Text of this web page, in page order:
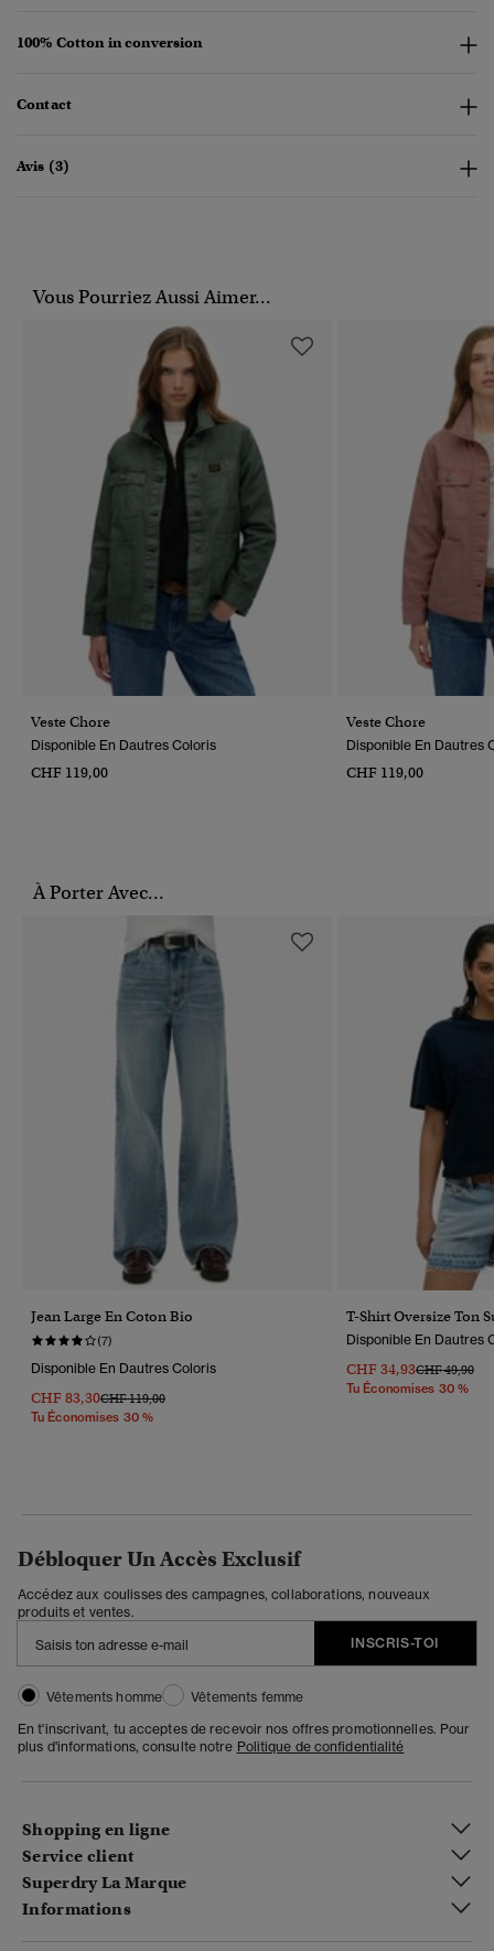
100% Cotton in conversion
Contact
Avis (3)
Vous Pourriez Aussi Aimer...
Veste Chore
Disponible En Dautres Coloris
CHF 119,00
Veste Chore
Disponible En Dautres
CHF 119,00
À Porter Avec...
Jean Large En Coton Bio
(7)
Disponible En Dautres Coloris
CHF 83,30Prix Réduit De
CHF 119,00À
Tu Économises 30 %
T-Shirt Oversize Ton
Disponible En Dautres
CHF 34,93Prix Réduit De
CHF 49,90À
Tu Économises 30 %
Débloquer Un Accès Exclusif
Accédez aux coulisses des campagnes, collaborations, nouveaux
produits et ventes.
INSCRIS-TOI
Vêtements homme
Vêtements femme
En t'inscrivant, tu acceptes de recevoir nos offres promotionnelles. Pour
plus d'informations, consulte notre Politique de confidentialité
Shopping en ligne
Service client
Superdry La Marque
Informations